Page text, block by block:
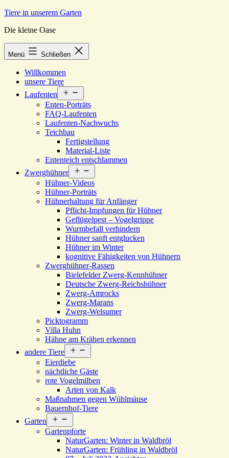
Zum
springen
Tiere in unserem Garten
Die kleine Oase
Menü Schließen
Willkommen
unsere Tiere
Laufenten
öffnen
Enten-Porträts
FAQ-Laufenten
Laufenten-Nachwuchs
Teichbau
Fertigstellung
Material-Liste
Ententeich entschlammen
Zwerghühner
öffnen
Hühner-Videos
Hühner-Porträts
Hühnerhaltung für Anfänger
Pflicht-Impfungen für Hühner
Geflügelpest – Vogelgrippe
Wurmbefall verhindern
Hühner sanft entglucken
Hühner im Winter
kognitive Fähigkeiten von Hühnern
Zwerghühner-Rassen
Bielefelder Zwerg-Kennhühner
Deutsche Zwerg-Reichshühner
Zwerg-Amrocks
Zwerg-Marans
Zwerg-Welsumer
Picktogramm
Villa Huhn
Hähne am Krähen erkennen
andere Tiere
öffnen
Eierdiebe
nächtliche Gäste
rote Vogelmilben
Arten von Kalk
Maßnahmen gegen Wühlmäuse
Bauernhof-Tiere
Garten
öffnen
Gartenpforte
NaturGarten: Winter in Waldbröl
NaturGarten: Frühling in Waldbröl